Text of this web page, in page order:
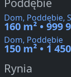
Dom, Poddębie,
160 m² • 999
Dom, Poddębie
150 m² • 1
Rynia